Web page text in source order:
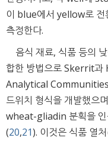
이 blue에서 yellow로 전
측정한다.
음식 재료, 식품 등의
합한 방법으로 Skerrit
Analytical
드위치 형식을 개발했으
wheat-gliadin 분획을 인
(20,21). 이것은 식품 열